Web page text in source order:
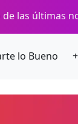
las últimas
lo Bueno